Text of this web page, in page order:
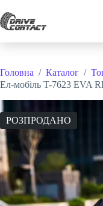
до
вмісту
Головна / Каталог /
Ел-мобіль T-7623 EVA
РОЗПРОДАНО